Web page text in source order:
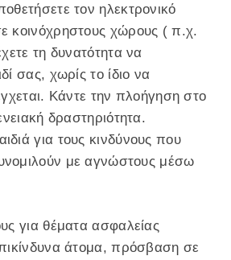
τον ηλεκτρονικό
κοινόχρηστους χώρους ( π.χ.
τη δυνατότητα να
σας, χωρίς το ίδιο να
Κάντε την πλοήγηση στο
δραστηριότητα.
για τους κινδύνους που
με αγνώστους μέσω
για θέματα ασφαλείας
άτομα, πρόσβαση σε